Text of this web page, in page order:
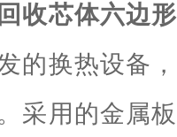
收芯体六边
的换热设备
采用的金属